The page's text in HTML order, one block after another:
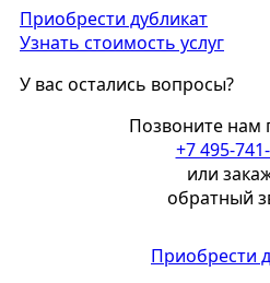
Приобрести дубликат
Узнать стоимость услуг
У вас остались вопросы?
Позвоните нам
+7 495-
или
обратный
Приобрести